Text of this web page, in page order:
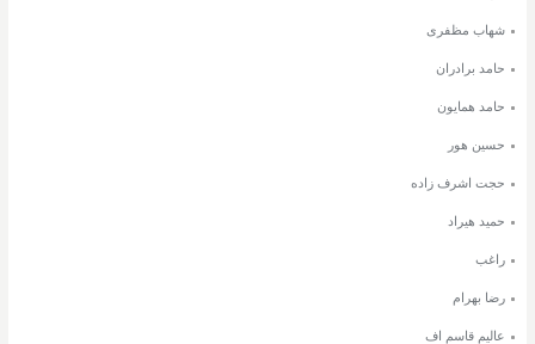
شهاب مظفری
حامد برادران
حامد همایون
حسین هور
حجت اشرف زاده
حمید هیراد
راغب
رضا بهرام
عالیم قاسم اف